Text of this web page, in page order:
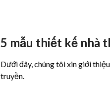
5 mẫu thiết kế nhà
Dưới đây, chúng tôi xin giới
truyền.